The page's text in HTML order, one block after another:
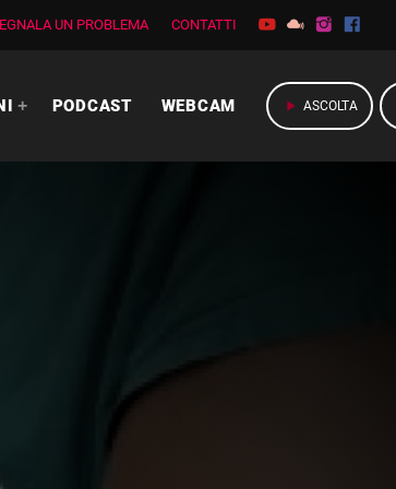
UN PROBLEMA CONTATTI
PODCAST WEBCAM play_arrow ASCOLTA